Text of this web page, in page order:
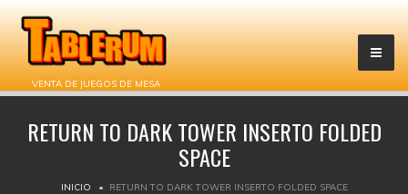
VENTA DE JUEGOS DE MESA
RETURN TO DARK TOWER INSERTO FOLDED
SPACE
INICIO RETURN TO DARK TOWER INSERTO FOLDED SPACE